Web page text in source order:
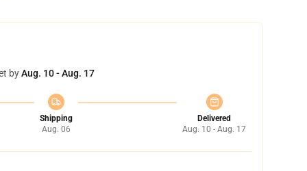
byAug. 10 - Aug. 17
Shipping
Aug. 06
Delivered
Aug. 10 - Aug. 17